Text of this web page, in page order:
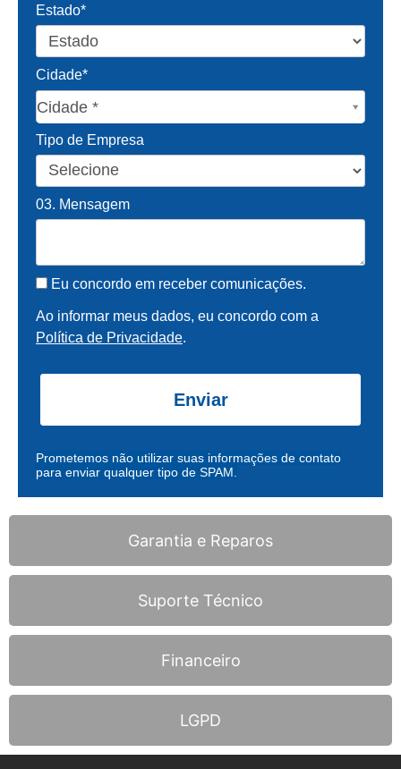
Garantia e Reparos
Suporte Técnico
Financeiro
LGPD
Estado*
Cidade*
Cidade *
Cidade*
Tipo de Empresa
03. Mensagem
Eu concordo em receber comunicações.
Ao informar meus dados, eu concordo com a
Política de Privacidade.
Enviar
Prometemos não utilizar suas informações de contato
para enviar qualquer tipo de SPAM.